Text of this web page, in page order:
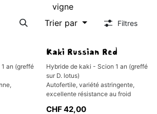
vigne
Trier par Filtres
an (greffé
Épuisé
Kaki Russian Red
Hybride de kaki - Scion 1 an (greffé
sur D. lotus)
Autofertile, variété astringente,
excellente résistance au froid
CHF42,00